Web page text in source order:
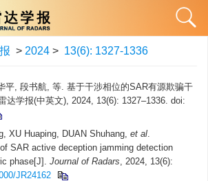
> 2024 > 13(6): 1327-1336
平, 段书航, 等. 基于干涉相位的SAR有源欺骗干
达学报(中英文), 2024, 13(6): 1327–1336. doi:
XU Huaping, DUAN Shuhang, et al.
SAR active deception jamming detection
phase[J]. Journal of Radars, 2024, 13(6):
JR24162